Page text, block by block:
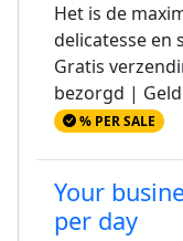
Het is de
delicatesse en
Gratis
bezorgd |
% PER SALE
Your
per day